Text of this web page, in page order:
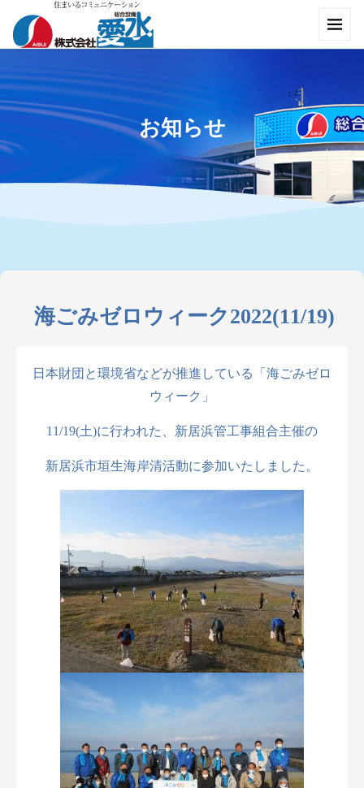
お知らせ
海ごみゼロウィーク2022(11/19)
日本財団と環境省などが推進している「海ごみゼロ
ウィーク」
11/19(土)に行われた、新居浜管工事組合主催の
新居浜市垣生海岸清活動に参加いたしました。